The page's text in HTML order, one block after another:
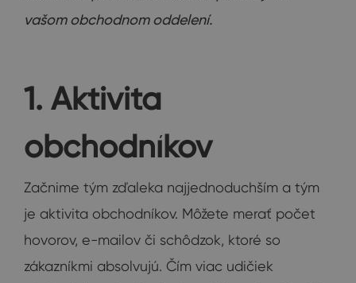
vašom obchodnom oddelení.
1. Aktivita
obchodníkov
Začnime tým zďaleka najjednoduchším a tým
je aktivita obchodníkov. Môžete merať počet
hovorov, e-mailov či schôdzok, ktoré so
zákazníkmi absolvujú. Čím viac udičiek